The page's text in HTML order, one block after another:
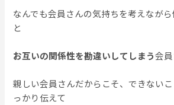
なんでも会員さんの気持ちを考えなが
と
お互いの関係性を勘違いしてしまう会
親しい会員さんだからこそ、できない
っかり伝えて